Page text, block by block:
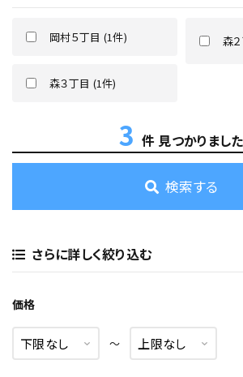
岡村５丁目 (1件) 森
森３丁目 (1件)
3 件 見つかりました
検索する
さらに詳しく絞り込む
価格
〜